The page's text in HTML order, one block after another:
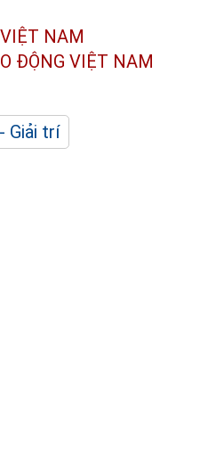
NAM
ĐỘNG VIỆT NAM
Giải trí